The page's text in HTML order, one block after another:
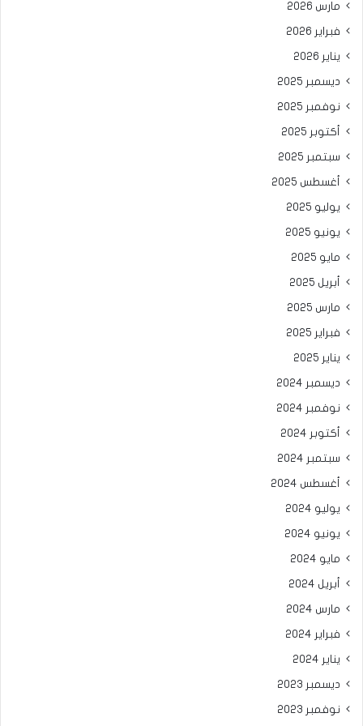
مارس 2026
فبراير 2026
يناير 2026
ديسمبر 2025
نوفمبر 2025
أكتوبر 2025
سبتمبر 2025
أغسطس 2025
يوليو 2025
يونيو 2025
مايو 2025
أبريل 2025
مارس 2025
فبراير 2025
يناير 2025
ديسمبر 2024
نوفمبر 2024
أكتوبر 2024
سبتمبر 2024
أغسطس 2024
يوليو 2024
يونيو 2024
مايو 2024
أبريل 2024
مارس 2024
فبراير 2024
يناير 2024
ديسمبر 2023
نوفمبر 2023